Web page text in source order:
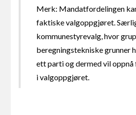
Merk: Mandatfordelingen
faktiske valgoppgjøret.
kommunestyrevalg, hvor
beregningstekniske grunner
ett parti og dermed vil oppnå
i valgoppgjøret.